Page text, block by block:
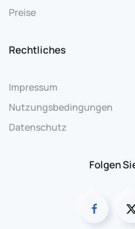
Preise
Rechtliches
Impressum
Nutzungsbedingungen
Datenschutz
Folgen